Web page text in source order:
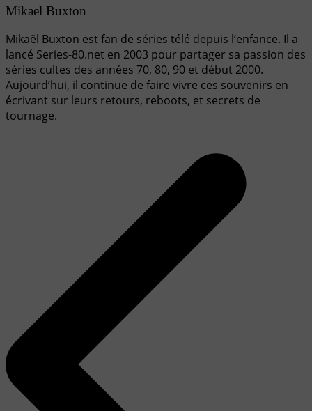
Mikael Buxton
Mikaël Buxton est fan de séries télé depuis l’enfance. Il a
lancé Series-80.net en 2003 pour partager sa passion des
séries cultes des années 70, 80, 90 et début 2000.
Aujourd’hui, il continue de faire vivre ces souvenirs en
écrivant sur leurs retours, reboots, et secrets de
tournage.